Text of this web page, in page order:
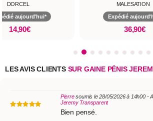
DORCEL
aujourd'hui*
14,90€
MALESATION
Expédié
36,90€
LES AVIS CLIENTSSUR GAINE PÉNIS
Pierresoumis le 28/05/2026 à 14h00 -
Jeremy Transparent
Bien pensé.